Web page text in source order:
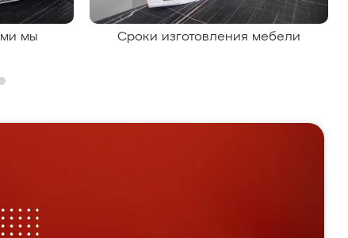
мы
Сроки изготовления мебели